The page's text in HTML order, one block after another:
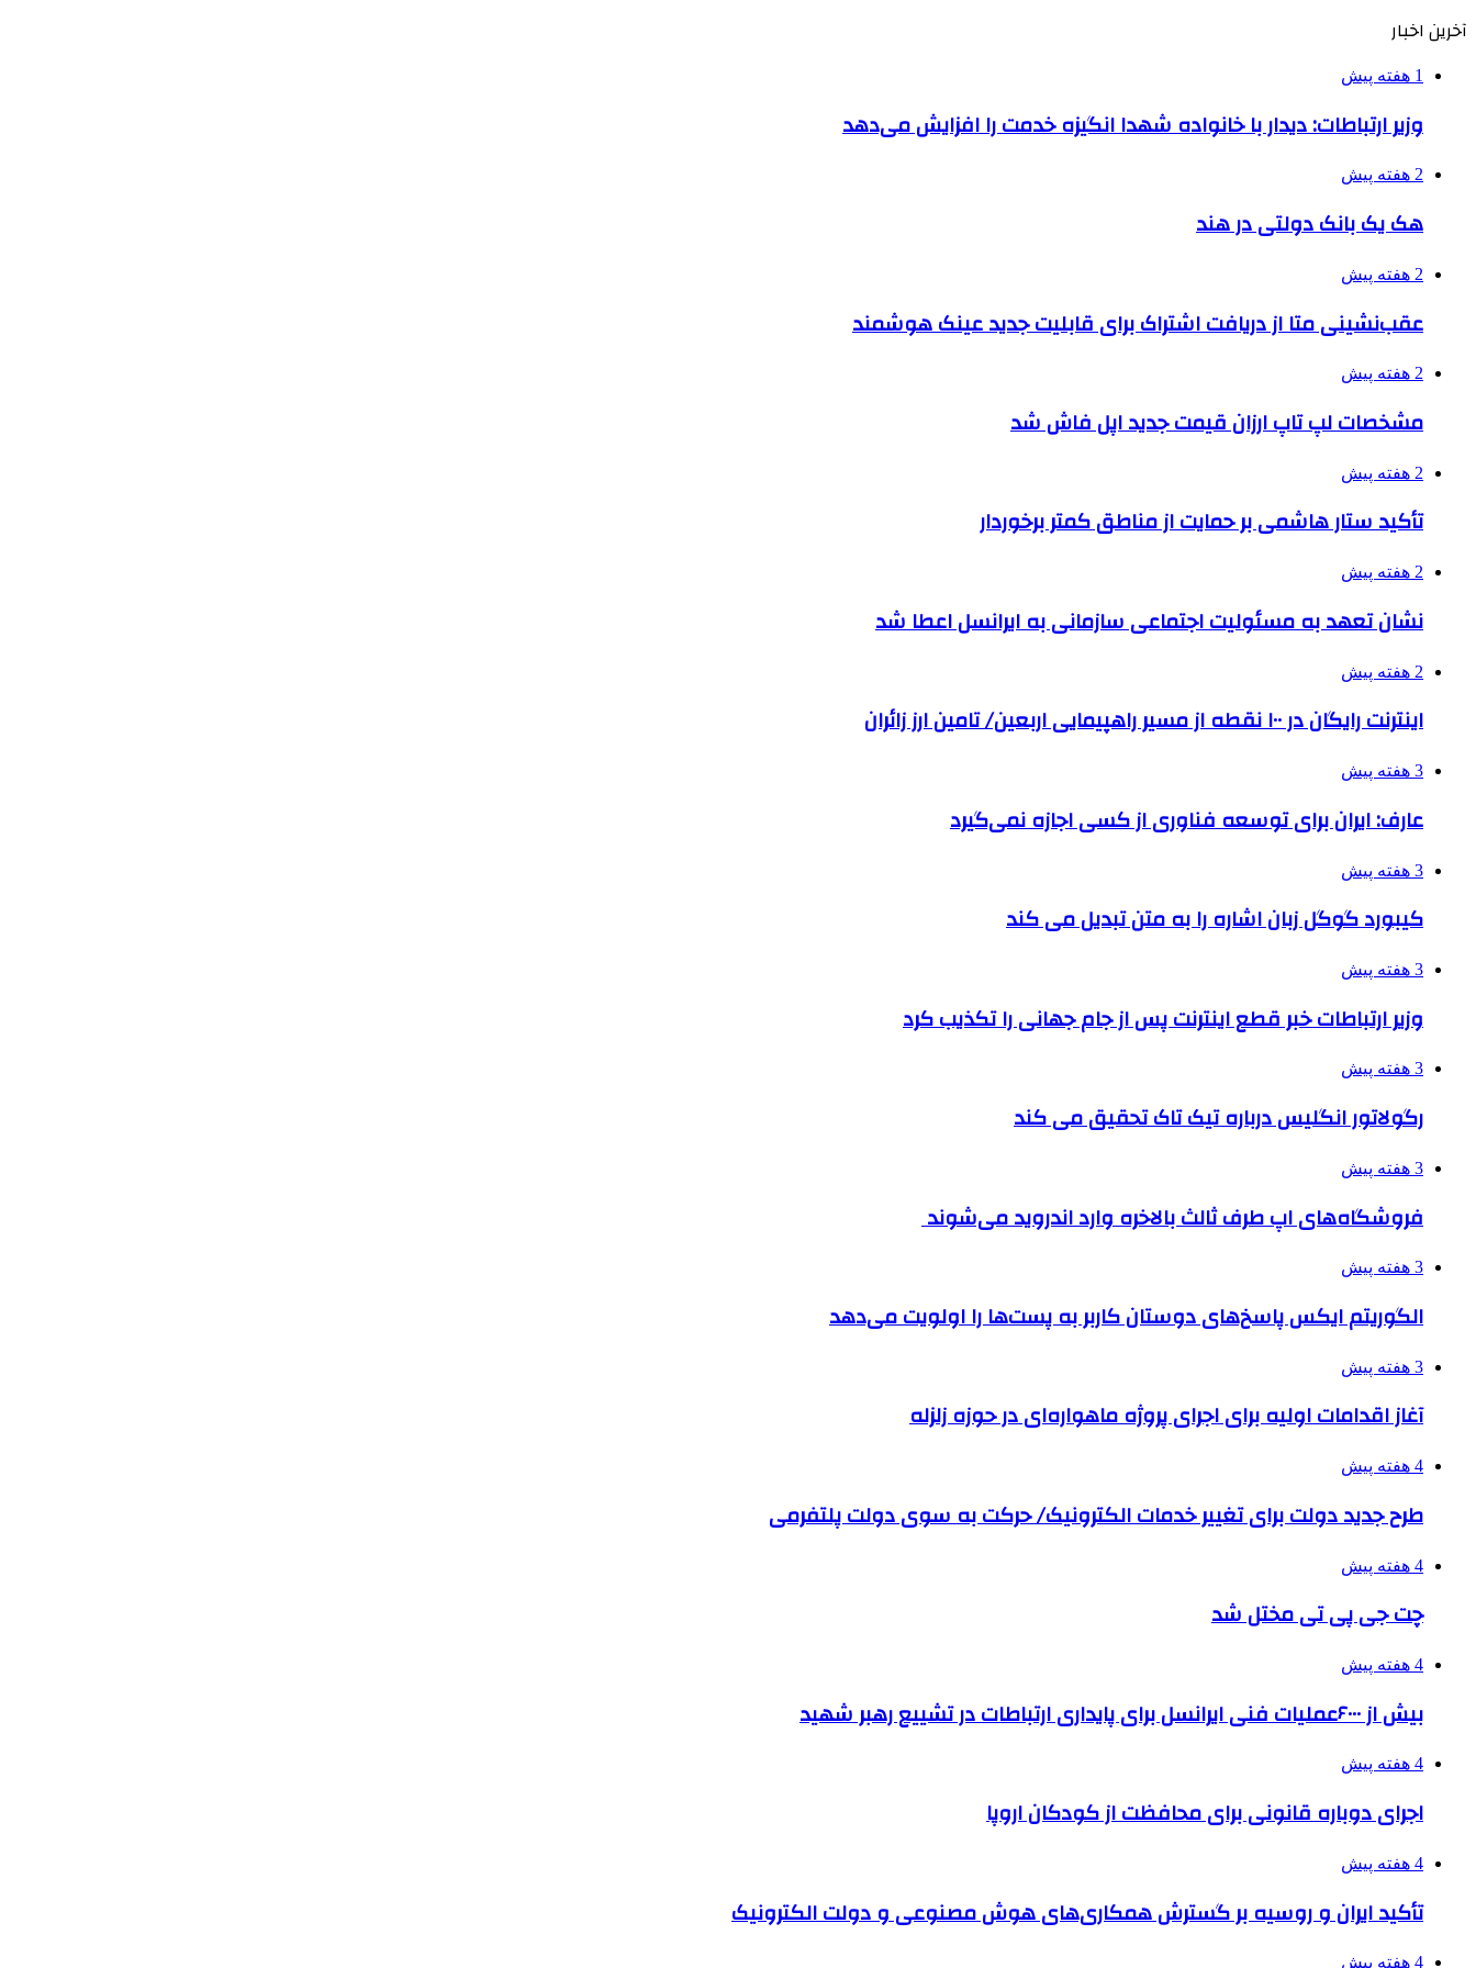
آخرین اخبار
1 هفته پیش
وزیر ارتباطات: دیدار با خانواده شهدا انگیزه خدمت را افزایش می‌دهد
2 هفته پیش
هک یک بانک دولتی در هند
2 هفته پیش
عقب‌نشینی متا از دریافت اشتراک برای قابلیت جدید عینک هوشمند
2 هفته پیش
مشخصات لپ تاپ ارزان قیمت جدید اپل فاش شد
2 هفته پیش
تأکید ستار هاشمی بر حمایت از مناطق کمتر برخوردار
2 هفته پیش
نشان تعهد به مسئولیت اجتماعی سازمانی به ایرانسل اعطا شد
2 هفته پیش
اینترنت رایگان در ۱۰۰ نقطه از مسیر راهپیمایی اربعین/ تامین ارز زائران
3 هفته پیش
عارف: ایران برای توسعه فناوری از کسی اجازه نمی‌گیرد
3 هفته پیش
کیبورد گوگل زبان اشاره را به متن تبدیل می کند
3 هفته پیش
وزیر ارتباطات خبر قطع اینترنت پس از جام جهانی را تکذیب کرد
3 هفته پیش
رگولاتور انگلیس درباره تیک تاک تحقیق می کند
3 هفته پیش
فروشگاه‌های اپ طرف ثالث بالاخره وارد اندروید می‌شوند
3 هفته پیش
الگوریتم ایکس پاسخ‌های دوستان کاربر به پست‌ها را اولویت می‌دهد
3 هفته پیش
آغاز اقدامات اولیه برای اجرای پروژه ماهواره‌ای در حوزه زلزله
4 هفته پیش
طرح جدید دولت برای تغییر خدمات الکترونیک/ حرکت به سوی دولت پلتفرمی
4 هفته پیش
چت جی پی تی مختل شد
4 هفته پیش
بیش از ۶۰۰۰عملیات فنی ایرانسل برای پایداری ارتباطات در تشییع رهبر شهید
4 هفته پیش
اجرای دوباره قانونی برای محافظت از کودکان اروپا
4 هفته پیش
تأکید ایران و روسیه بر گسترش همکاری‌های هوش مصنوعی و دولت الکترونیک
4 هفته پیش